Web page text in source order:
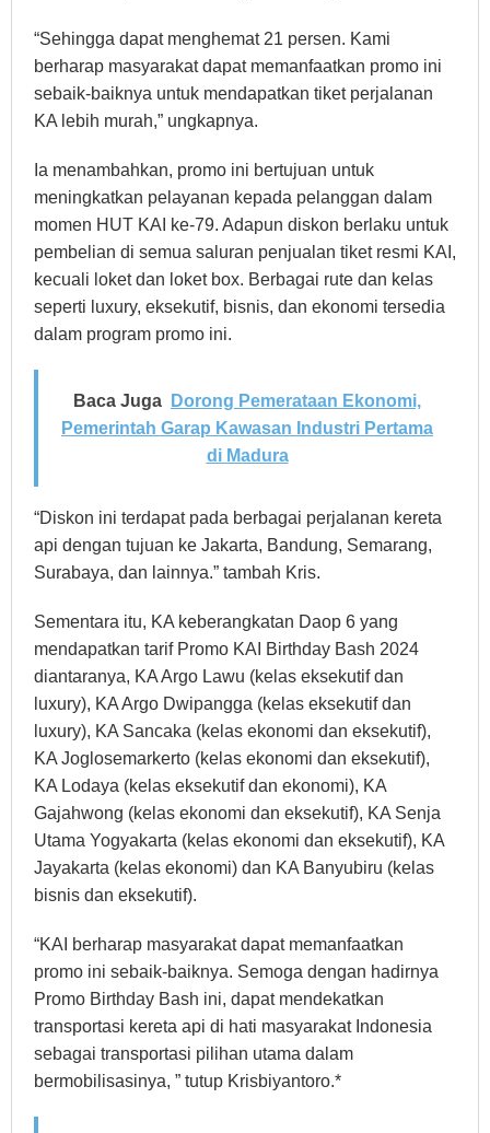
“Sehingga dapat menghemat 21 persen. Kami
berharap masyarakat dapat memanfaatkan promo ini
sebaik-baiknya untuk mendapatkan tiket perjalanan
KA lebih murah,” ungkapnya.
Ia menambahkan, promo ini bertujuan untuk
meningkatkan pelayanan kepada pelanggan dalam
momen HUT KAI ke-79. Adapun diskon berlaku untuk
pembelian di semua saluran penjualan tiket resmi KAI,
kecuali loket dan loket box. Berbagai rute dan kelas
seperti luxury, eksekutif, bisnis, dan ekonomi tersedia
dalam program promo ini.
Baca Juga
Dorong Pemerataan Ekonomi,
Pemerintah Garap Kawasan Industri Pertama
di Madura
“Diskon ini terdapat pada berbagai perjalanan kereta
api dengan tujuan ke Jakarta, Bandung, Semarang,
Surabaya, dan lainnya.” tambah Kris.
Sementara itu, KA keberangkatan Daop 6 yang
mendapatkan tarif Promo KAI Birthday Bash 2024
diantaranya, KA Argo Lawu (kelas eksekutif dan
luxury), KA Argo Dwipangga (kelas eksekutif dan
luxury), KA Sancaka (kelas ekonomi dan eksekutif),
KA Joglosemarkerto (kelas ekonomi dan eksekutif),
KA Lodaya (kelas eksekutif dan ekonomi), KA
Gajahwong (kelas ekonomi dan eksekutif), KA Senja
Utama Yogyakarta (kelas ekonomi dan eksekutif), KA
Jayakarta (kelas ekonomi) dan KA Banyubiru (kelas
bisnis dan eksekutif).
“KAI berharap masyarakat dapat memanfaatkan
promo ini sebaik-baiknya. Semoga dengan hadirnya
Promo Birthday Bash ini, dapat mendekatkan
transportasi kereta api di hati masyarakat Indonesia
sebagai transportasi pilihan utama dalam
bermobilisasinya, ” tutup Krisbiyantoro.*